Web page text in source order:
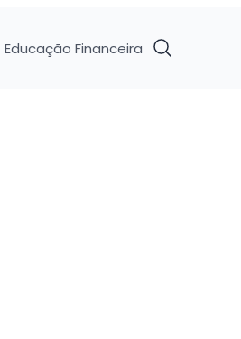
Educação Financeira